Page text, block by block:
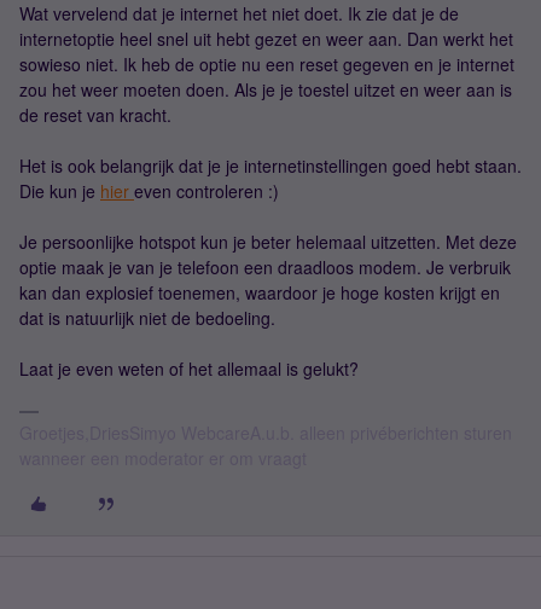
Wat vervelend dat je internet het niet doet. Ik zie dat je de
internetoptie heel snel uit hebt gezet en weer aan. Dan werkt het
sowieso niet. Ik heb de optie nu een reset gegeven en je internet
zou het weer moeten doen. Als je je toestel uitzet en weer aan is
de reset van kracht.
Het is ook belangrijk dat je je internetinstellingen goed hebt staan.
Die kun je hier even controleren :)
Je persoonlijke hotspot kun je beter helemaal uitzetten. Met deze
optie maak je van je telefoon een draadloos modem. Je verbruik
kan dan explosief toenemen, waardoor je hoge kosten krijgt en
dat is natuurlijk niet de bedoeling.
Laat je even weten of het allemaal is gelukt?